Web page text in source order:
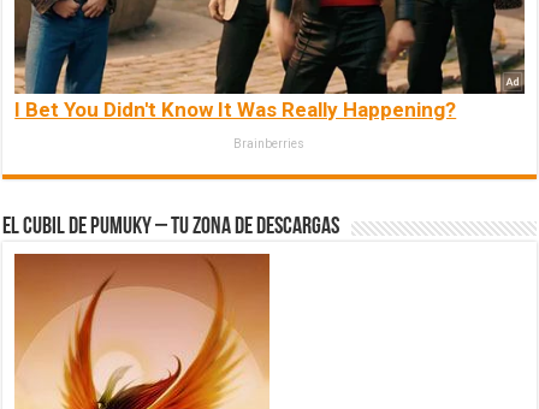
I Bet You Didn't Know It Was Really Happening?
Brainberries
El Cubil de Pumuky – Tu zona de Descargas